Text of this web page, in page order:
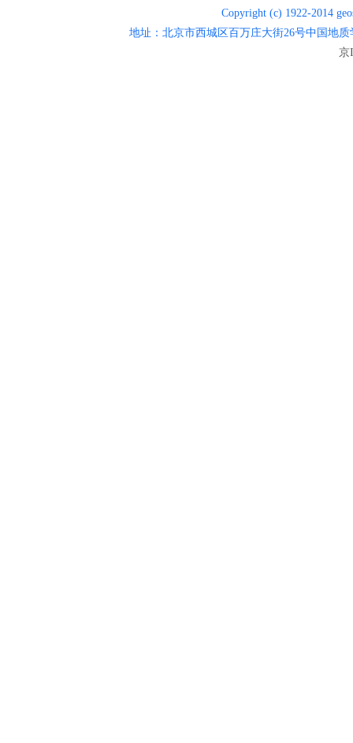
Copyright (c) 1922-2014
地址：北京市西城区百万庄大街26号中国地质
京